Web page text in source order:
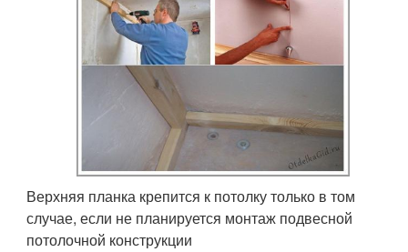
Верхняя планка крепится к потолку только в том
случае, если не планируется монтаж подвесной
потолочной конструкции